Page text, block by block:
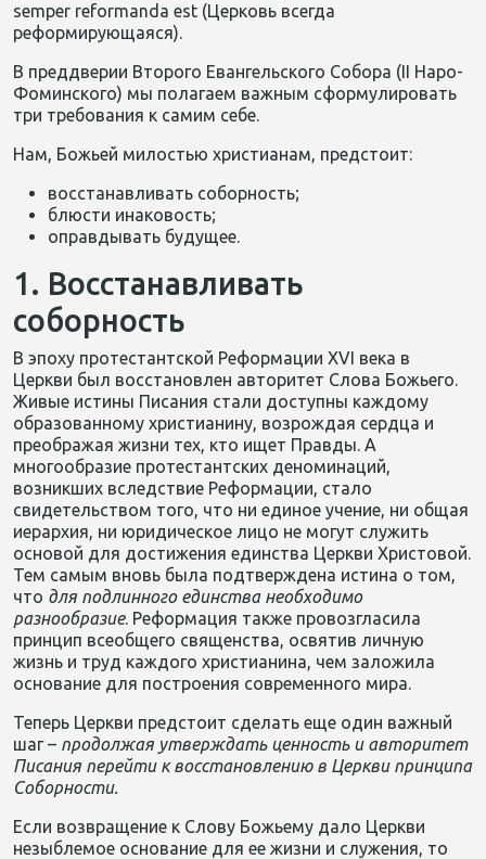
semper reformanda est (Церковь всегда
реформирующаяся).
В преддверии Второго Евангельского Собора (II Наро-
Фоминского) мы полагаем важным сформулировать
три требования к самим себе.
Нам, Божьей милостью христианам, предстоит:
восстанавливать соборность;
блюсти инаковость;
оправдывать будущее.
1. Восстанавливать
соборность
В эпоху протестантской Реформации XVI века в
Церкви был восстановлен авторитет Слова Божьего.
Живые истины Писания стали доступны каждому
образованному христианину, возрождая сердца и
преображая жизни тех, кто ищет Правды. А
многообразие протестантских деноминаций,
возникших вследствие Реформации, стало
свидетельством того, что ни единое учение, ни общая
иерархия, ни юридическое лицо не могут служить
основой для достижения единства Церкви Христовой.
Тем самым вновь была подтверждена истина о том,
что для подлинного единства необходимо
разнообразие. Реформация также провозгласила
принцип всеобщего священства, освятив личную
жизнь и труд каждого христианина, чем заложила
основание для построения современного мира.
Теперь Церкви предстоит сделать еще один важный
шаг – продолжая утверждать ценность и авторитет
Писания перейти к восстановлению в Церкви принципа
Соборности.
Если возвращение к Слову Божьему дало Церкви
незыблемое основание для ее жизни и служения, то